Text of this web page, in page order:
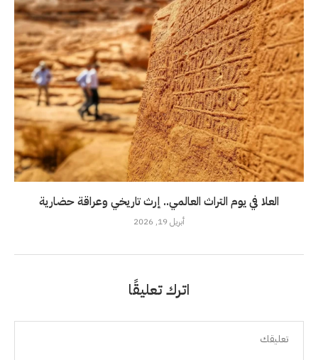
العلا في يوم التراث العالمي.. إرث تاريخي وعراقة حضارية
أبريل 19, 2026
اترك تعليقًا